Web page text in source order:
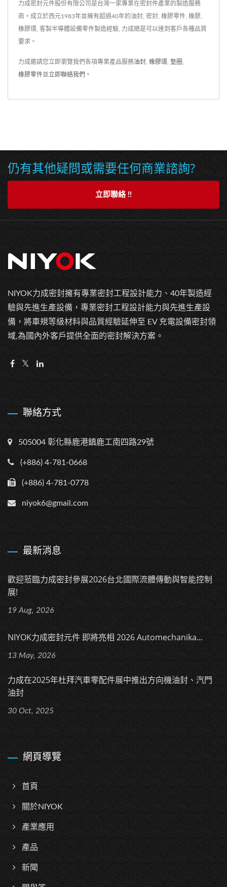
力成密封元件股份有限公司是台灣一家專業在密封件產業的製造服務
商。成立於西元1983年並擁有超過40年的油封, 密封, 橡膠零件, 橡膠,
橡膠環, 客製半導體設備零件製造經驗, 力成總是可以達到客戶各種品質
要求。
力成邀請您立即瀏覽我們各項專業產品服務油封 橡膠環 墊圈
橡膠零件並立即聯絡我們 。
仍有其他疑問或需要任何商業諮詢?
立即聯絡 !!
NIYOK力成密封擁有專業密封工程設計能力、40年製造經
驗與先進生產設備，專業密封工程設計能力與先進生產設
備，將車規等級材料與品質經驗延伸至 EV 充電設備密封領
域,為國內外客戶提供全面的密封解決方案。
聯絡方式
505004 彰化縣鹿港鎮鹿工南四路29號
(+886) 4-781-0668
(+886) 4-781-0778
niyok6@gmail.com
最新消息
歡迎蒞臨力成密封參展2026台北國際流體傳動與智能控制
展!
19 Aug, 2026
NIYOK力成密封元件 即將亮相 2026 Automechanika...
13 May, 2026
力成在2025年杜拜汽車零配件展中推出方向機油封、汽門
油封
30 Oct, 2025
網頁導覽
首頁
關於NIYOK
產業應用
產品
新聞